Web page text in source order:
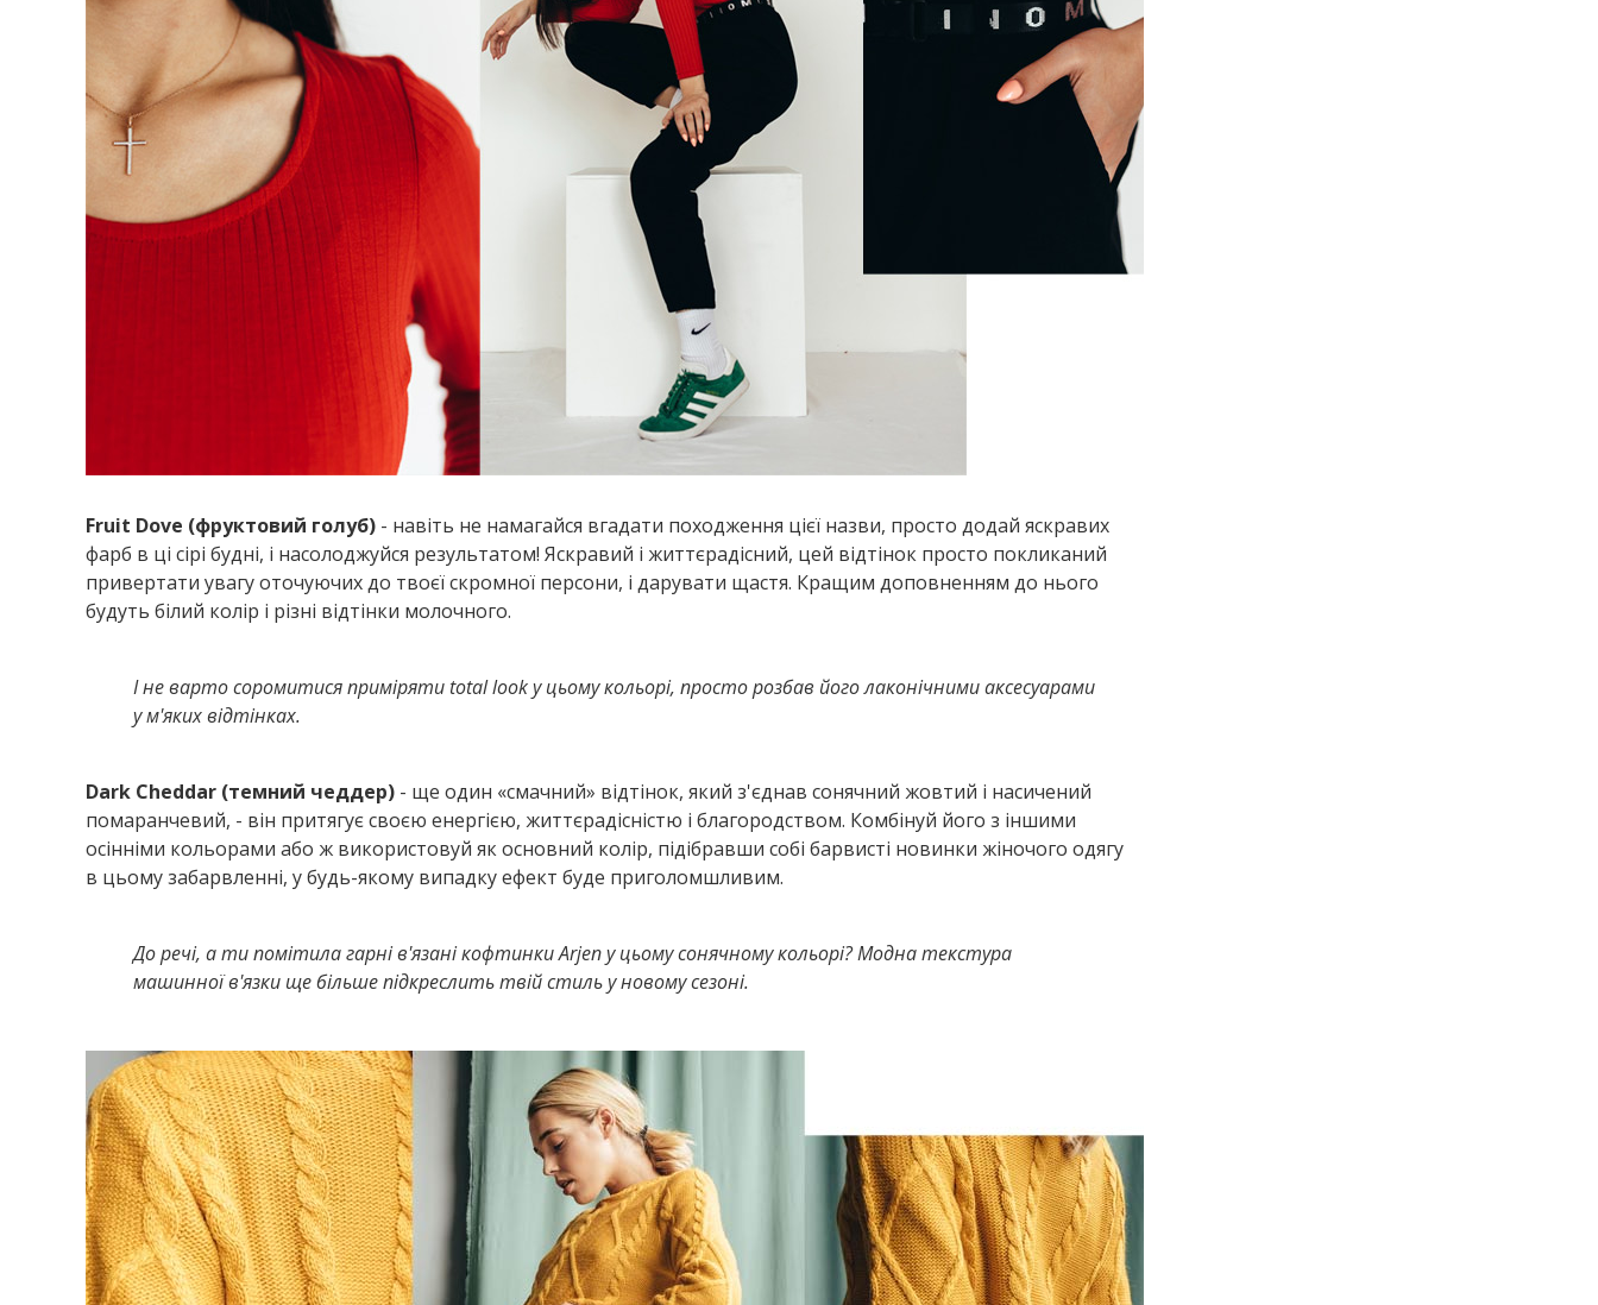
Fruit Dove (фруктовий голуб) - навіть не намагайся вгадати походження цієї назви, просто додай яскравих
фарб в ці сірі будні, і насолоджуйся результатом! Яскравий і життєрадісний, цей відтінок просто покликаний
привертати увагу оточуючих до твоєї скромної персони, і дарувати щастя. Кращим доповненням до нього
будуть білий колір і різні відтінки молочного.
І не варто соромитися приміряти total look у цьому кольорі, просто розбав його лаконічними аксесуарами
у м'яких відтінках.
Dark Cheddar (темний чеддер) - ще один «смачний» відтінок, який з'єднав сонячний жовтий і насичений
помаранчевий, - він притягує своєю енергією, життєрадісністю і благородством. Комбінуй його з іншими
осінніми кольорами або ж використовуй як основний колір, підібравши собі барвисті новинки жіночого одягу
в цьому забарвленні, у будь-якому випадку ефект буде приголомшливим.
До речі, а ти помітила гарні в'язані кофтинки Arjen у цьому сонячному кольорі? Модна текстура
машинної в'язки ще більше підкреслить твій стиль у новому сезоні.